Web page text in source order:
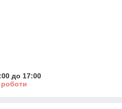
до 17:00
роботи